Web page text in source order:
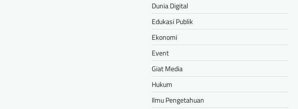
Dunia Digital
Edukasi Publik
Ekonomi
Event
Giat Media
Hukum
Ilmu Pengetahuan